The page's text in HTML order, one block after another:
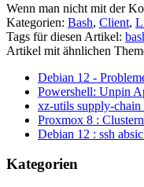
Wenn man nicht mit der
Kategorien: Bash, Client,
Tags für diesen Artikel:
Artikel mit ähnlichen
Debian 12 -
Powershell: Unpin
xz-utils supply-chain
Proxmox 8 :
Debian 12 : ssh
Kategorien